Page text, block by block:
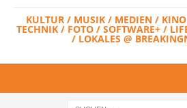
KULTUR / MUSIK / MEDIEN /
TECHNIK / FOTO / SOFTWARE+ /
/ LOKALES @